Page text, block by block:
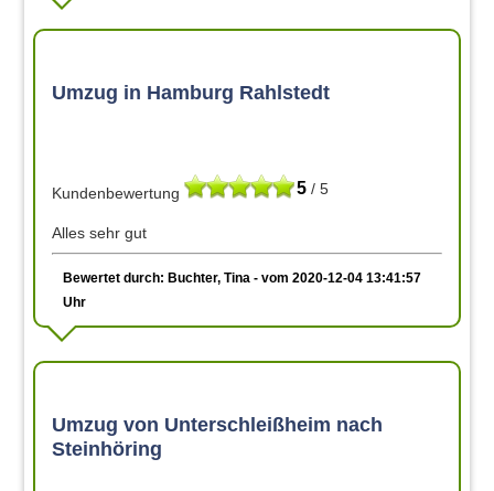
Umzug in Hamburg Rahlstedt
5 / 5
Kundenbewertung
Alles sehr gut
Bewertet durch: Buchter, Tina - vom 2020-12-04 13:41:57
Uhr
Umzug von Unterschleißheim nach
Steinhöring